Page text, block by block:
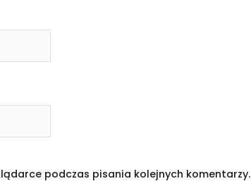
podczas pisania kolejnych komentarzy.